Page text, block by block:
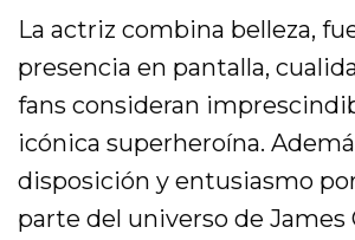
La actriz combina belleza,
presencia en pantalla,
fans consideran
icónica superheroína.
disposición y entusiasmo
parte del universo de James